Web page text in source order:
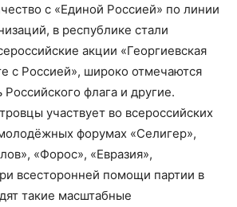
с «Единой Россией» по линии
в республике стали
акции «Георгиевская
с Россией», широко отмечаются
флага и другие.
участвует во всероссийских
форумах «Селигер»,
«Форос», «Евразия»,
всесторонней помощи партии в
такие масштабные